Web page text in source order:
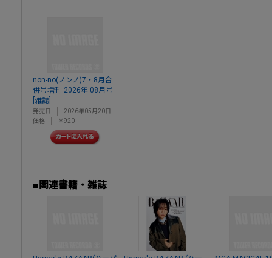
non-no(ノンノ)7・8月合
併号増刊 2026年 08月号
[雑誌]
発売日
2026年05月20日
価格
￥920
■関連書籍・雑誌